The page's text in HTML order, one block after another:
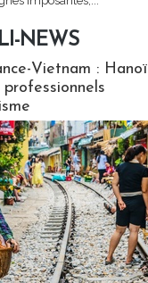
NEWS
Vietnam : Hanoï